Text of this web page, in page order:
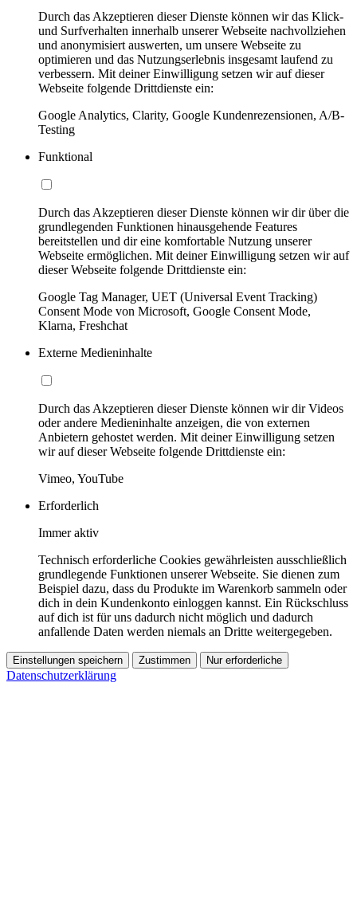
Durch das Akzeptieren dieser Dienste können wir das Klick-
und Surfverhalten innerhalb unserer Webseite nachvollziehen
und anonymisiert auswerten, um unsere Webseite zu
optimieren und das Nutzungserlebnis insgesamt laufend zu
verbessern. Mit deiner Einwilligung setzen wir auf dieser
Webseite folgende Drittdienste ein:
Google Analytics, Clarity, Google Kundenrezensionen, A/B-
Testing
Funktional
Durch das Akzeptieren dieser Dienste können wir dir über die
grundlegenden Funktionen hinausgehende Features
bereitstellen und dir eine komfortable Nutzung unserer
Webseite ermöglichen. Mit deiner Einwilligung setzen wir auf
dieser Webseite folgende Drittdienste ein:
Google Tag Manager, UET (Universal Event Tracking)
Consent Mode von Microsoft, Google Consent Mode,
Klarna, Freshchat
Externe Medieninhalte
Durch das Akzeptieren dieser Dienste können wir dir Videos
oder andere Medieninhalte anzeigen, die von externen
Anbietern gehostet werden. Mit deiner Einwilligung setzen
wir auf dieser Webseite folgende Drittdienste ein:
Vimeo, YouTube
Erforderlich
Immer aktiv
Technisch erforderliche Cookies gewährleisten ausschließlich
grundlegende Funktionen unserer Webseite. Sie dienen zum
Beispiel dazu, dass du Produkte im Warenkorb sammeln oder
dich in dein Kundenkonto einloggen kannst. Ein Rückschluss
auf dich ist für uns dadurch nicht möglich und dadurch
anfallende Daten werden niemals an Dritte weitergegeben.
Einstellungen speichern Zustimmen Nur erforderliche
Datenschutzerklärung